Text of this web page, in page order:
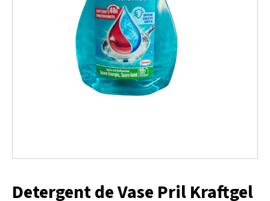
Detergent de Vase Pril Kraftgel